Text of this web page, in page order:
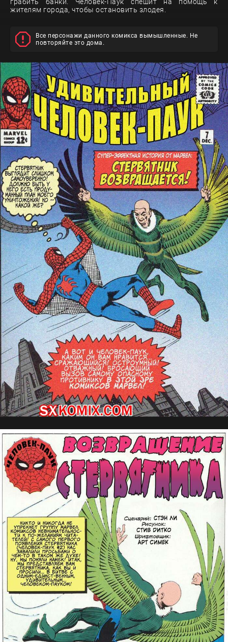
жителям города, чтобы остановить злодея.
Все персонажи данного комикса вымышленные. Не
повторяйте это дома.